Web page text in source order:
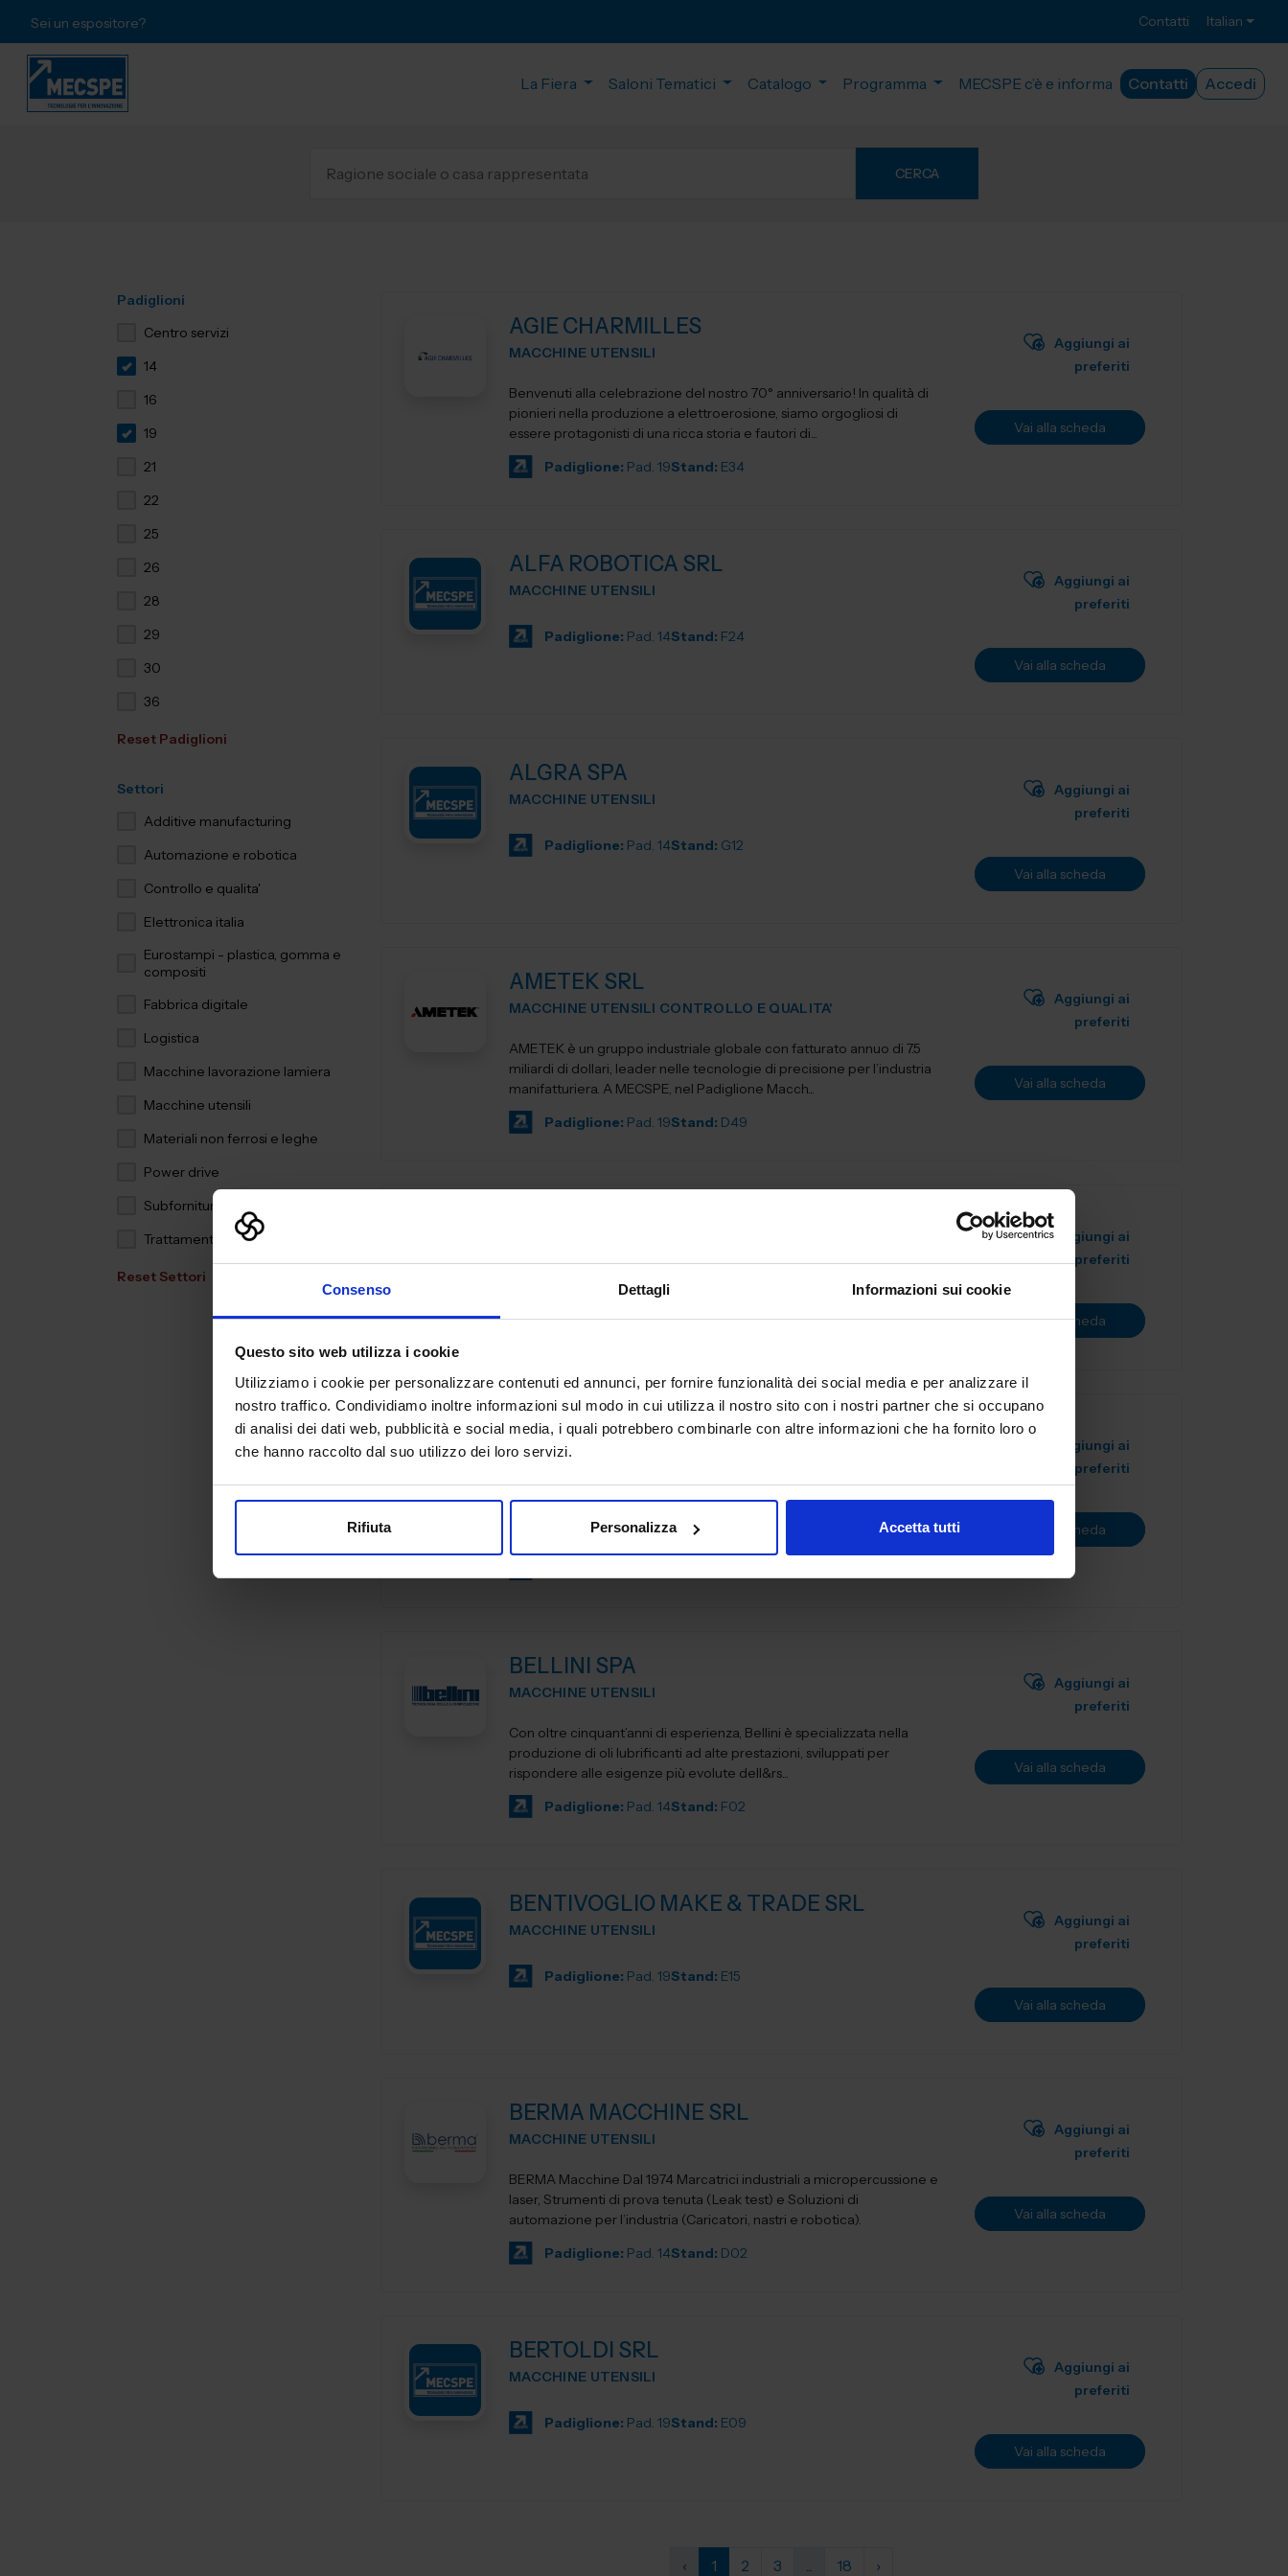
Consenso Dettagli Informazioni sui cookie
Questo sito web utilizza i cookie
Utilizziamo i cookie per personalizzare contenuti ed annunci, per fornire funzionalità dei social media e per analizzare il
nostro traffico. Condividiamo inoltre informazioni sul modo in cui utilizza il nostro sito con i nostri partner che si occupano
di analisi dei dati web, pubblicità e social media, i quali potrebbero combinarle con altre informazioni che ha fornito loro o
che hanno raccolto dal suo utilizzo dei loro servizi.
Rifiuta Personalizza Accetta tutti
Sei un espositore? Contatti Italian
La Fiera Saloni Tematici Catalogo Programma MECSPE c’è e informa Contatti Accedi
CERCA
Padiglioni
Centro servizi
14
16
19
21
22
25
26
28
29
30
36
Reset Padiglioni
Settori
Additive manufacturing
Automazione e robotica
Controllo e qualita'
Elettronica italia
Eurostampi - plastica, gomma e
compositi
Fabbrica digitale
Logistica
Macchine lavorazione lamiera
Macchine utensili
Materiali non ferrosi e leghe
Power drive
Subfornitura meccanica
Trattamenti e finiture
Reset Settori
AGIE CHARMILLES
MACCHINE UTENSILI
Benvenuti alla celebrazione del nostro 70° anniversario! In qualità di
pionieri nella produzione a elettroerosione, siamo orgogliosi di
essere protagonisti di una ricca storia e fautori di...
Padiglione: Pad. 19Stand: E34
Aggiungi ai
preferiti
Vai alla scheda
ALFA ROBOTICA SRL
MACCHINE UTENSILI
Padiglione: Pad. 14Stand: F24
Aggiungi ai
preferiti
Vai alla scheda
ALGRA SPA
MACCHINE UTENSILI
Padiglione: Pad. 14Stand: G12
Aggiungi ai
preferiti
Vai alla scheda
AMETEK SRL
MACCHINE UTENSILI CONTROLLO E QUALITA'
AMETEK è un gruppo industriale globale con fatturato annuo di 7.5
miliardi di dollari, leader nelle tecnologie di precisione per l’industria
manifatturiera. A MECSPE, nel Padiglione Macch...
Padiglione: Pad. 19Stand: D49
Aggiungi ai
preferiti
Vai alla scheda
Padiglione:Pad. 14
Aggiungi ai
preferiti
Vai alla scheda
AUTHON SRL
MACCHINE UTENSILI
team ha dedicato impegno e passione per offrire...
Aggiungi ai
preferiti
Vai alla scheda
BELLINI SPA
MACCHINE UTENSILI
Con oltre cinquant’anni di esperienza, Bellini è specializzata nella
produzione di oli lubrificanti ad alte prestazioni, sviluppati per
rispondere alle esigenze più evolute dell&rs...
Padiglione: Pad. 14Stand: F02
Aggiungi ai
preferiti
Vai alla scheda
BENTIVOGLIO MAKE & TRADE SRL
MACCHINE UTENSILI
Padiglione: Pad. 19Stand: E15
Aggiungi ai
preferiti
Vai alla scheda
BERMA MACCHINE SRL
MACCHINE UTENSILI
BERMA Macchine Dal 1974 Marcatrici industriali a micropercussione e
laser, Strumenti di prova tenuta (Leak test) e Soluzioni di
automazione per l’industria (Caricatori, nastri e robotica).
Padiglione: Pad. 14Stand: D02
Aggiungi ai
preferiti
Vai alla scheda
BERTOLDI SRL
MACCHINE UTENSILI
Padiglione: Pad. 19Stand: E09
Aggiungi ai
preferiti
Vai alla scheda
‹ 1 2 3 ... 18 ›